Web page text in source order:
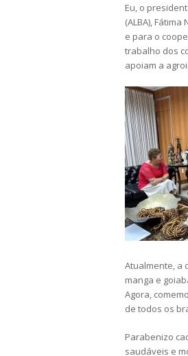
Eu, o
(ALBA),
e para o
trabalho dos
apoiam a
Atualmente, a
manga e
Agora,
de todos os
Parabenizo
saudáveis e